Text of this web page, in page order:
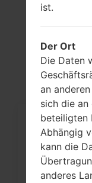
ist.
Der Ort
Die Daten
an
sich die an
beteiligten
Abhängig
kann die
anderes